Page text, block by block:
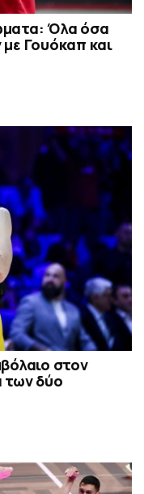
Όλα όσα
Γουόκαπ και
στον
των δύο